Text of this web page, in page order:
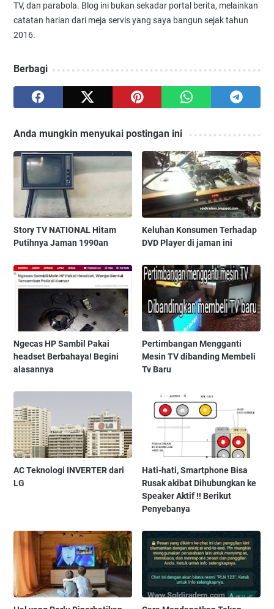
TV, dan parabola. Blog ini bukan sekadar portal berita, melainkan
catatan harian dari meja servis yang saya bangun sejak tahun
2016.
Berbagi
Anda mungkin menyukai postingan ini
Story TV NATIONAL Hitam
Putihnya Jaman 1990an
Keluhan Konsumen Terhadap
DVD Player di jaman ini
Ngecas HP Sambil Pakai
headset Berbahaya! Begini
alasannya
Pertimbangan Mengganti
Mesin TV dibanding Membeli
Tv Baru
AC Teknologi INVERTER dari
LG
Hati-hati, Smartphone Bisa
Rusak akibat Dihubungkan ke
Speaker Aktif !! Berikut
Penyebanya